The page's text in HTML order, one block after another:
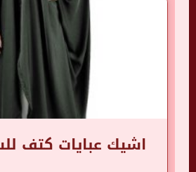
اشيك عبايات كتف